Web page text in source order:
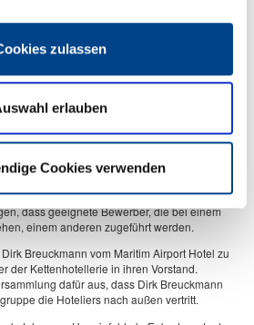
zulassen
erlauben
Cookies verwenden
an jedem 1. Mittwoch des Monats im
wahrzunehmen.
der Region Hannover für eine ansprechende
Nicole Rösler, Vorsitzender der Fachgruppe
enge Zusammenarbeit mit der BBS 2 und
der IHK. Aktiv beteiligt sich das
der Berufe“ der Landeshauptstadt. Die IHK
ab September eine Lehrertournee. Neu ist die
im Gastgewerbe, Schwerpunkt Koch/in“ in
Gaedt von der Firma YOUNECT informierte
des Dehoga zur Fachkräftesicherung
dass geeignete Bewerber, die bei einem
einem anderen zugeführt werden.
Breuckmann vom Maritim Airport Hotel zu
der Kettenhotellerie in ihren Vorstand.
dafür aus, dass Dirk Breuckmann
die Hoteliers nach außen vertritt.